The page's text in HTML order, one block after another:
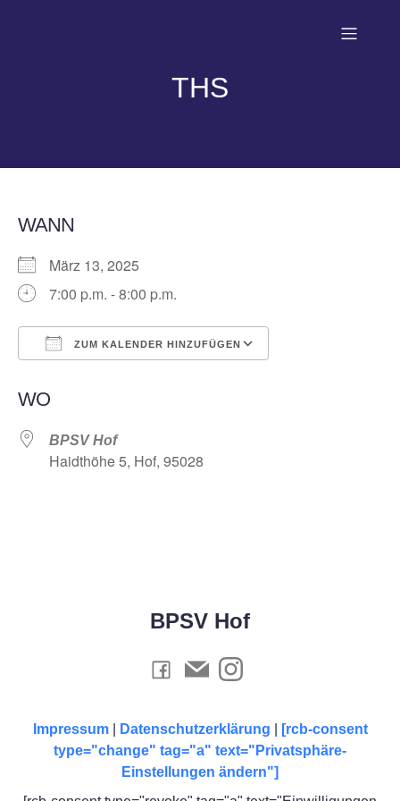
THS
WANN
März 13, 2025
7:00 p.m. - 8:00 p.m.
ZUM KALENDER HINZUFÜGEN
WO
BPSV Hof
Haidthöhe 5, Hof, 95028
BPSV Hof
Impressum Datenschutzerklärung
[rcb-consent
type="change" tag="a" text="Privatsphäre-
Einstellungen ändern"]